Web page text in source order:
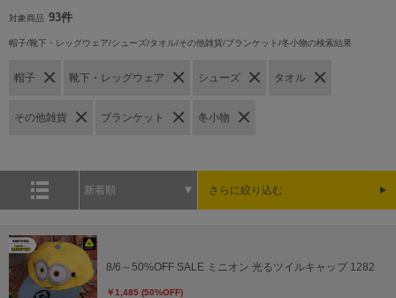
対象商品 93件
帽子/靴下・レッグウェア/シューズ/タオル/その他雑貨/ブランケット/冬小物の検索結果
帽子 靴下・レッグウェア シューズ タオル
その他雑貨 ブランケット 冬小物
新着順 さらに絞り込む
8/6～50%OFF SALE ミニオン 光るツイルキャップ 1282
￥1,485 (50%OFF)